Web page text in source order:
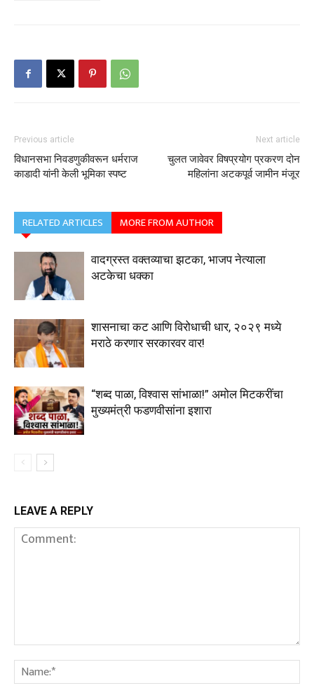
Previous article
विधानसभा निवडणुकीवरून धर्मराज
काडादी यांनी केली भूमिका स्पष्ट
Next article
चुलत जावेवर विषप्रयोग प्रकरण दोन
महिलांना अटकपूर्व जामीन मंजूर
RELATED ARTICLES MORE FROM AUTHOR
वादग्रस्त वक्तव्याचा झटका, भाजप नेत्याला
अटकेचा धक्का
शासनाचा कट आणि विरोधाची धार, २०२९ मध्ये
मराठे करणार सरकारवर वार!
“शब्द पाळा, विश्वास सांभाळा!” अमोल मिटकरींचा
मुख्यमंत्री फडणवीसांना इशारा
LEAVE A REPLY